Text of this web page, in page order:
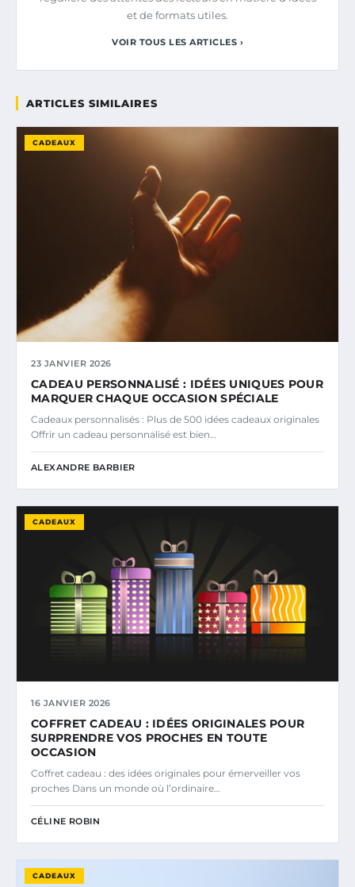
et de formats utiles.
VOIR TOUS LES ARTICLES ›
ARTICLES SIMILAIRES
CADEAUX
23 JANVIER 2026
CADEAU PERSONNALISÉ : IDÉES UNIQUES POUR
MARQUER CHAQUE OCCASION SPÉCIALE
Cadeaux personnalisés : Plus de 500 idées cadeaux originales
Offrir un cadeau personnalisé est bien…
ALEXANDRE BARBIER
CADEAUX
16 JANVIER 2026
COFFRET CADEAU : IDÉES ORIGINALES POUR
SURPRENDRE VOS PROCHES EN TOUTE
OCCASION
Coffret cadeau : des idées originales pour émerveiller vos
proches Dans un monde où l’ordinaire…
CÉLINE ROBIN
CADEAUX